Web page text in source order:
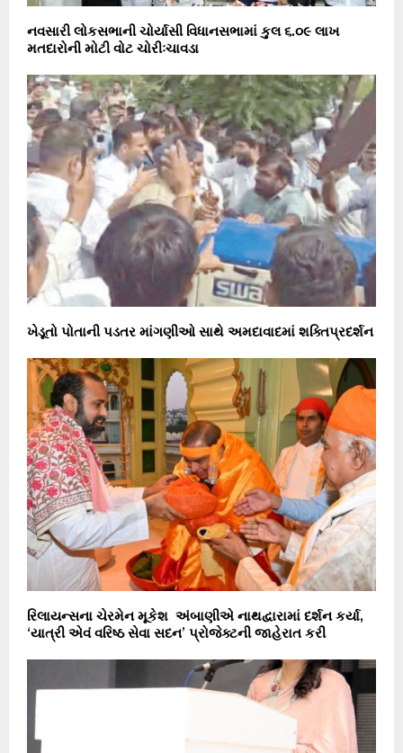
નવસારી લોકસભાની ચોર્યાસી વિધાનસભામાં કુલ ૬.૦૯ લાખ
મતદારોની મોટી વોટ ચોરીઃચાવડા
ખેડૂતો પોતાની પડતર માંગણીઓ સાથે અમદાવાદમાં શક્તિપ્રદર્શન
રિલાયન્સના ચેરમેન મૂકેશ અંબાણીએ નાથદ્વારામાં દર્શન કર્યા,
‘યાત્રી એવં વરિષ્ઠ સેવા સદન’ પ્રોજેક્ટની જાહેરાત કરી